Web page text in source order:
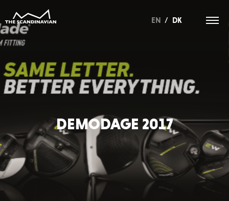
EN / DK
DEMODAGE 2017